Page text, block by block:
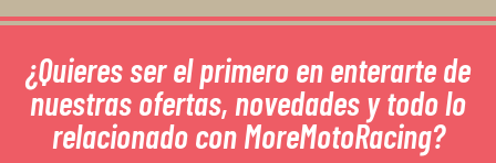
¿Quieres ser el primero en enterarte de
nuestras ofertas, novedades y todo lo
relacionado con MoreMotoRacing?